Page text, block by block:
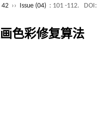
42 ›› Issue (04) : 101 -112. DOI:
色彩修复算法